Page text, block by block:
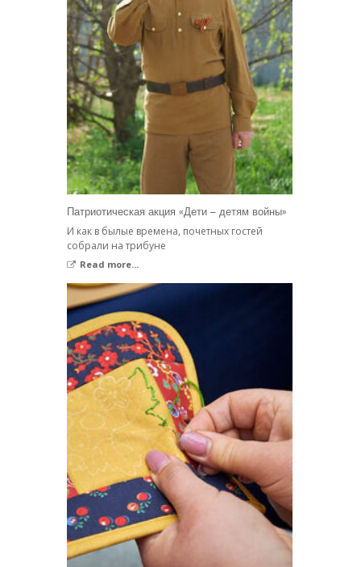
Патриотическая акция «Дети – детям войны»
И как в былые времена, почетных гостей
собрали на трибуне
Read more...